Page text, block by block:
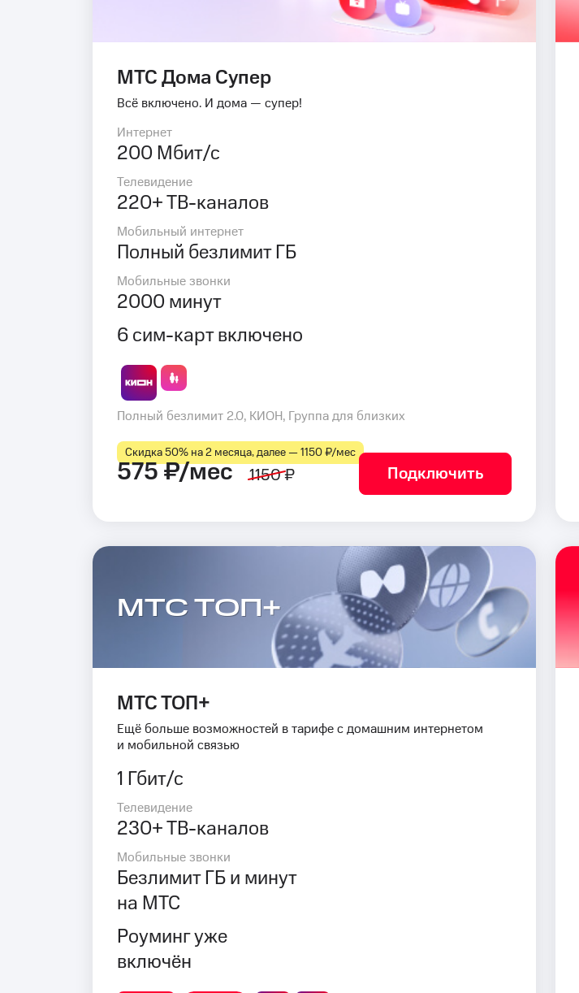
МТС Дома Супер
Всё включено. И дома — супер!
Интернет
200 Мбит/с
Телевидение
220+ ТВ-каналов
Мобильный интернет
Полный безлимит ГБ
Мобильные звонки
2000 минут
6 сим-карт включено
Полный безлимит 2.0, КИОН, Группа для близких
Скидка 50% на 2 месяца, далее — 1150 ₽⁠/⁠мес
575 ₽/мес 1150 ₽ Подключить
МТС ТОП+
МТС ТОП+
Ещё больше возможностей в тарифе с домашним интернетом
и мобильной связью
1 Гбит/с
Телевидение
230+ ТВ-каналов
Мобильные звонки
Безлимит ГБ и минут
на МТС
Роуминг уже
включён